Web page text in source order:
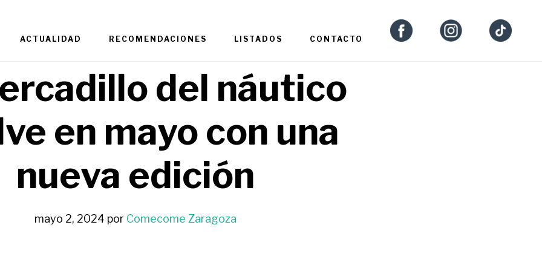
ACTUALIDAD RECOMENDACIONES LISTADOS CONTACTO
del náutico
en mayo con una
nueva edición
mayo 2, 2024 por Comecome Zaragoza